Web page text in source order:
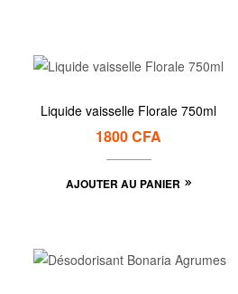
Liquide vaisselle Florale 750ml
1800CFA
AJOUTER AU PANIER